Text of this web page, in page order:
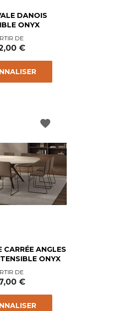
DANOIS
ONYX
PrixDE
€
ANGLES
ONYX
PrixDE
€
favorite